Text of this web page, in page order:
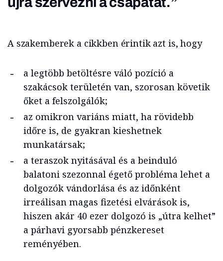
A szakemberek a cikkben érintik azt is, hogy
a legtöbb betöltésre váló pozíció a
szakácsok területén van, szorosan követik
őket a felszolgálók;
az omikron variáns miatt, ha rövidebb
időre is, de gyakran kieshetnek
munkatársak;
a teraszok nyitásával és a beinduló
balatoni szezonnal égető probléma lehet a
dolgozók vándorlása és az időnként
irreálisan magas fizetési elvárások is,
hiszen akár 40 ezer dolgozó is „útra kelhet”
a párhavi gyorsabb pénzkereset
reményében.